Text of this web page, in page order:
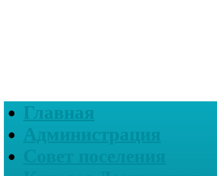
Главная
Администрация